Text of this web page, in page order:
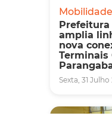
Mobilidade
Prefeitura
amplia
nova
Terminais
Sexta, 31 Julho